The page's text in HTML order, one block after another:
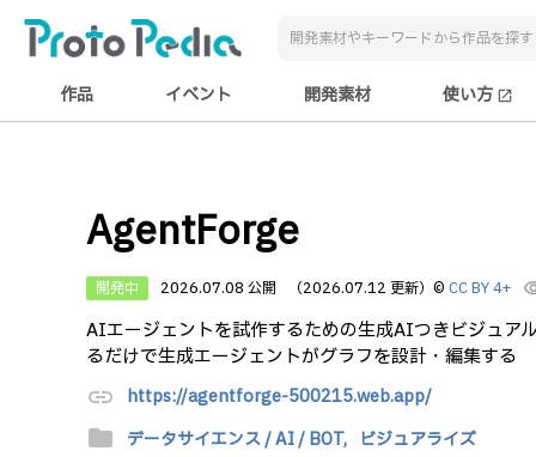
作品 イベント 開発素材 使い方 open_in_new
AgentForge
開発中 2026.07.08 公開 （2026.07.12 更新） © CC BY 4+
AIエージェントを試作するための生成AIつきビジュア
るだけで生成エージェントがグラフを設計・編集する
link https://agentforge-500215.web.app/
folder データサイエンス / AI / BOT, ビジュアライズ